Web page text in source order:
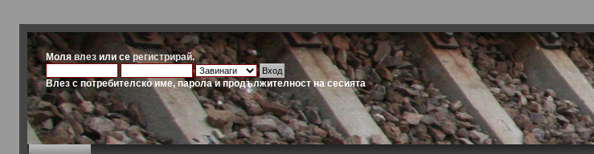
Молявлез или серегистрирай.
Влез с потребителско име, парола и продължителност на сесията